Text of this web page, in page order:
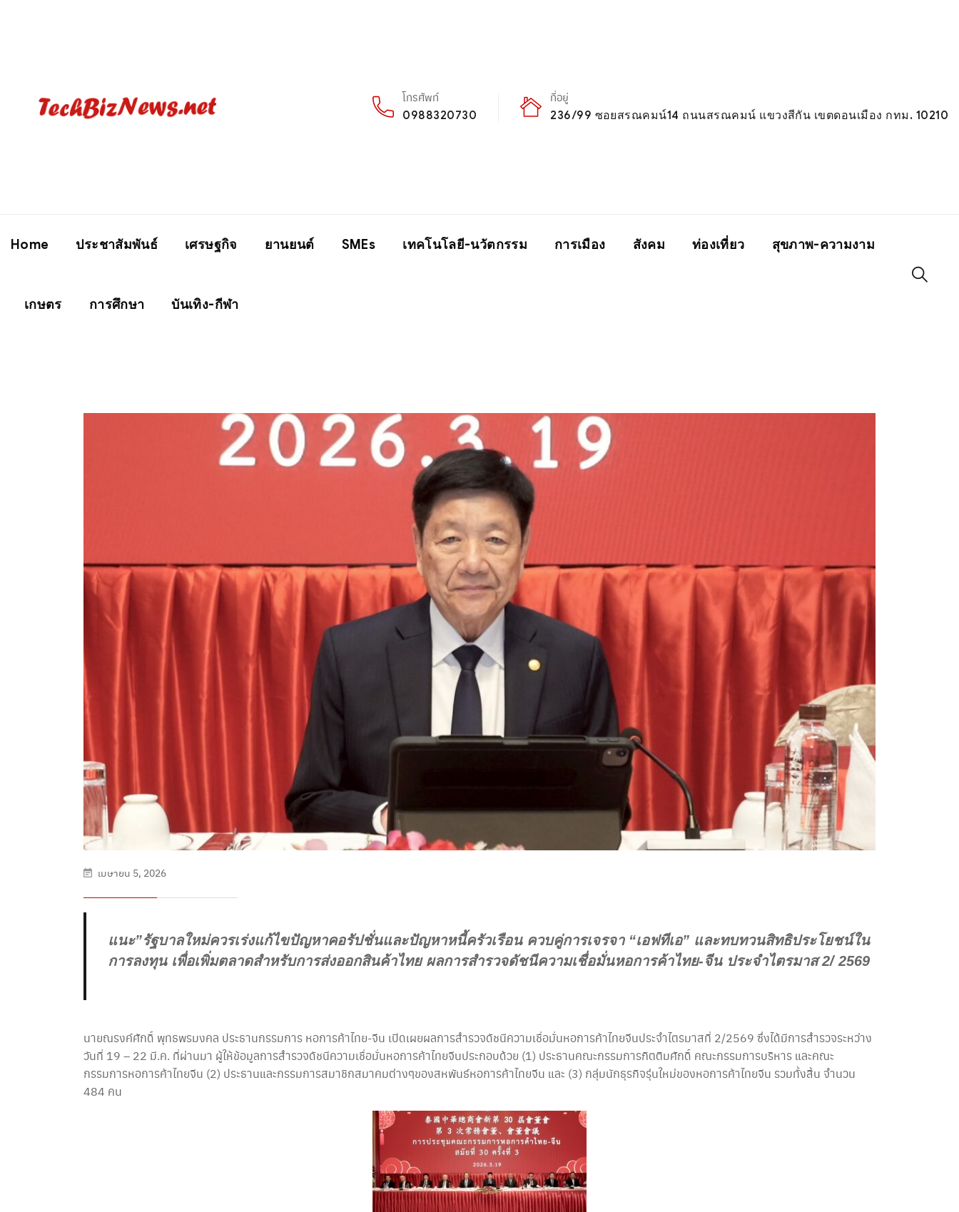
โทรศัพท์
0988320730
ที่อยู่
236/99 ซอยสรณคมน์14 ถนนสรณคมน์ แขวงสีกัน เขตดอนเมือง กทม. 10210
Home ประชาสัมพันธ์ เศรษฐกิจ ยานยนต์ SMEs เทคโนโลยี-นวัตกรรม การเมือง สังคม ท่องเที่ยว สุขภาพ-ความงาม
เกษตร การศึกษา บันเทิง-กีฬา
เมษายน 5, 2026
แนะ”รัฐบาลใหม่ควรเร่งแก้ไขปัญหาคอรัปชั่นและปัญหาหนี้ครัวเรือน ควบคู่การเจรจา “เอฟทีเอ” และทบทวนสิทธิประโยชน์ใน
การลงทุน เพื่อเพิ่มตลาดสำหรับการส่งออกสินค้าไทย ผลการสำรวจดัชนีความเชื่อมั่นหอการค้าไทย-จีน ประจำไตรมาส 2/ 2569
นายณรงค์ศักดิ์ พุทธพรมงคล ประธานกรรมการ หอการค้าไทย-จีน เปิดเผยผลการสำรวจดัชนีความเชื่อมั่นหอการค้าไทยจีนประจำไตรมาสที่ 2/2569 ซึ่งได้มีการสำรวจระหว่าง
วันที่ 19 – 22 มี.ค. ที่ผ่านมา ผู้ให้ข้อมูลการสำรวจดัชนีความเชื่อมั่นหอการค้าไทยจีนประกอบด้วย (1) ประธานคณะกรรมการกิตติมศักดิ์ คณะกรรมการบริหาร และคณะ
กรรมการหอการค้าไทยจีน (2) ประธานและกรรมการสมาชิกสมาคมต่างๆของสหพันธ์หอการค้าไทยจีน และ (3) กลุ่มนักธุรกิจรุ่นใหม่ของหอการค้าไทยจีน รวมทั้งสิ้น จำนวน
484 คน